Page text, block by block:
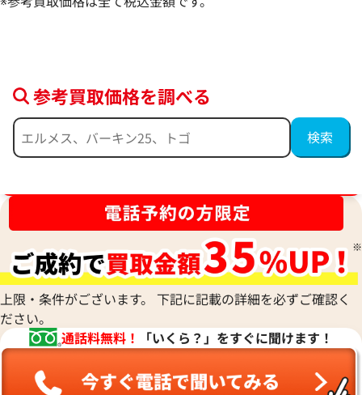
ルイ・ヴィトン モノグラムヴェルニ アル
マBB ハンドバッグ M91585
参考買取価格
67,000円
2026年6月17日時点
グッチ GGクリス
ティングキャンバ
参考買取価格
2026年7月17日時
参考買取価格を調べる
上限・条件がございます。 下記に記載の詳細を必ずご確認く
ださい。
通話料無料！
「いくら？」をすぐに聞けます！